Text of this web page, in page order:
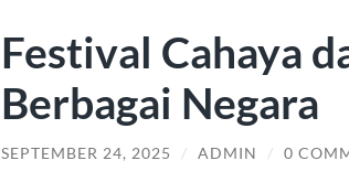
Festival Cahaya
Berbagai Negara
SEPTEMBER 24, 2025 / ADMIN / 0